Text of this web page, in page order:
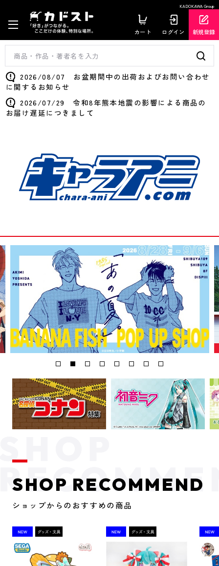
KADOKAWA Group
カート ログイン 新規登録
2026/08/07 お盆期間中の出荷およびお問い合わせ
に関するお知らせ
2026/07/29 令和8年熊本地震の影響による商品の
お届け遅延につきまして
SHOP RECOMMEND
ショップからのおすすめの商品